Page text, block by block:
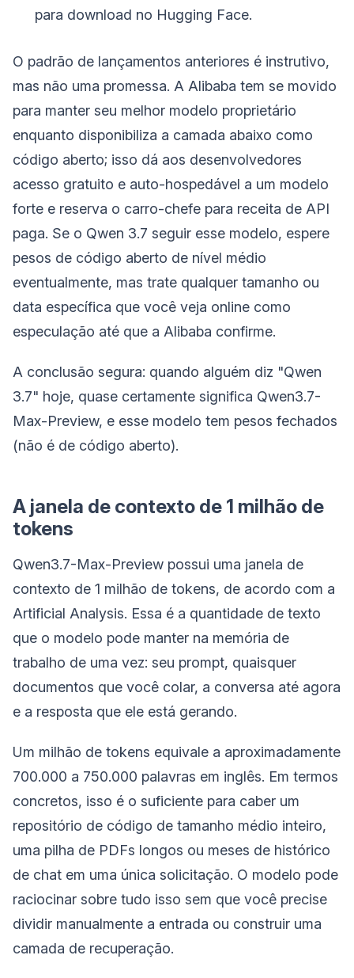
para download no Hugging Face.
O padrão de lançamentos anteriores é instrutivo,
mas não uma promessa. A Alibaba tem se movido
para manter seu melhor modelo proprietário
enquanto disponibiliza a camada abaixo como
código aberto; isso dá aos desenvolvedores
acesso gratuito e auto-hospedável a um modelo
forte e reserva o carro-chefe para receita de API
paga. Se o Qwen 3.7 seguir esse modelo, espere
pesos de código aberto de nível médio
eventualmente, mas trate qualquer tamanho ou
data específica que você veja online como
especulação até que a Alibaba confirme.
A conclusão segura: quando alguém diz "Qwen
3.7" hoje, quase certamente significa Qwen3.7-
Max-Preview, e esse modelo tem pesos fechados
(não é de código aberto).
A janela de contexto de 1 milhão de
tokens
Qwen3.7-Max-Preview possui uma janela de
contexto de 1 milhão de tokens, de acordo com a
Artificial Analysis. Essa é a quantidade de texto
que o modelo pode manter na memória de
trabalho de uma vez: seu prompt, quaisquer
documentos que você colar, a conversa até agora
e a resposta que ele está gerando.
Um milhão de tokens equivale a aproximadamente
700.000 a 750.000 palavras em inglês. Em termos
concretos, isso é o suficiente para caber um
repositório de código de tamanho médio inteiro,
uma pilha de PDFs longos ou meses de histórico
de chat em uma única solicitação. O modelo pode
raciocinar sobre tudo isso sem que você precise
dividir manualmente a entrada ou construir uma
camada de recuperação.